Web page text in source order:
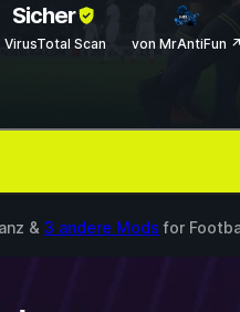
Sicher
VirusTotal Scan von MrAntiFun
& 3 andere Mods for